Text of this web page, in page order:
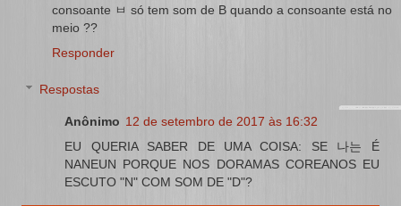
consoante ㅂ só tem som de B quando a consoante está no
meio ??
Responder
Respostas
Anônimo 12 de setembro de 2017 às 16:32
EU QUERIA SABER DE UMA COISA: SE 나는 É
NANEUN PORQUE NOS DORAMAS COREANOS EU
ESCUTO "N" COM SOM DE "D"?